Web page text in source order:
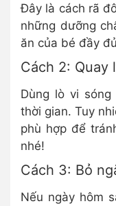
Đây là cách rã
những dưỡng
ăn của bé đầy
Cách 2: Quay
Dùng lò vi
thời gian. Tuy
phù hợp để
nhé!
Cách 3: Bỏ
Nếu ngày hôm